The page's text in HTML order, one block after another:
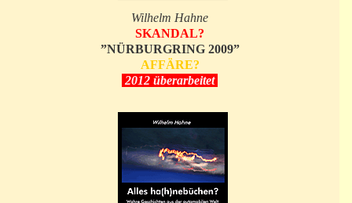
Wilhelm Hahne
SKANDAL?
”NÜRBURGRING 2009”
AFFÄRE?
2012 überarbeitet